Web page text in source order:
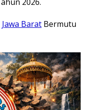
Jawa Barat Bermutu